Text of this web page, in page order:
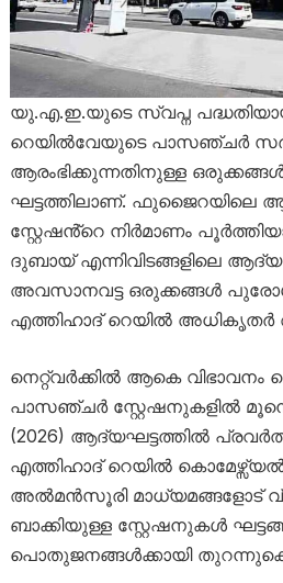
യു.എ.ഇ.യുടെ സ്വപ്ന
റെയിൽവേയുടെ പാസഞ്ചർ
ആരംഭിക്കുന്നതിനുള്ള
ഘട്ടത്തിലാണ്. ഫുജൈറയിലെ
സ്റ്റേഷൻ്റെ നിർമാണം
ദുബായ് എന്നിവിടങ്ങളിലെ
അവസാനവട്ട ഒരുക്കങ്ങൾ
എത്തിഹാദ് റെയിൽ അധികൃതർ
നെറ്റ്‌വർക്കിൽ ആകെ വിഭാവനം
പാസഞ്ചർ സ്റ്റേഷനുകളിൽ
(2026) ആദ്യഘട്ടത്തിൽ
എത്തിഹാദ് റെയിൽ
അൽമൻസൂരി മാധ്യമങ്ങളോട്
ബാക്കിയുള്ള സ്റ്റേഷനുകൾ
പൊതുജനങ്ങൾക്കായി